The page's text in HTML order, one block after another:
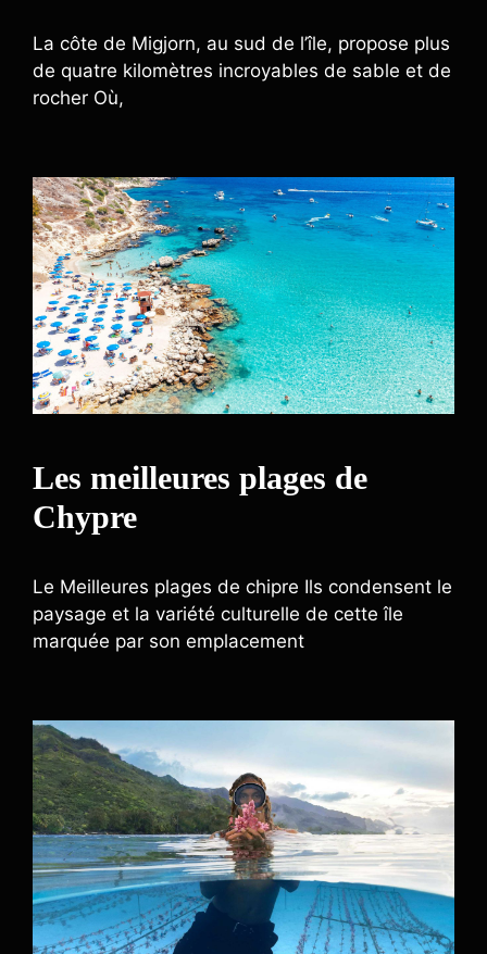
La côte de Migjorn, au sud de l’île, propose plus
de quatre kilomètres incroyables de sable et de
rocher Où,
Les meilleures plages de
Chypre
Le Meilleures plages de chipre Ils condensent le
paysage et la variété culturelle de cette île
marquée par son emplacement